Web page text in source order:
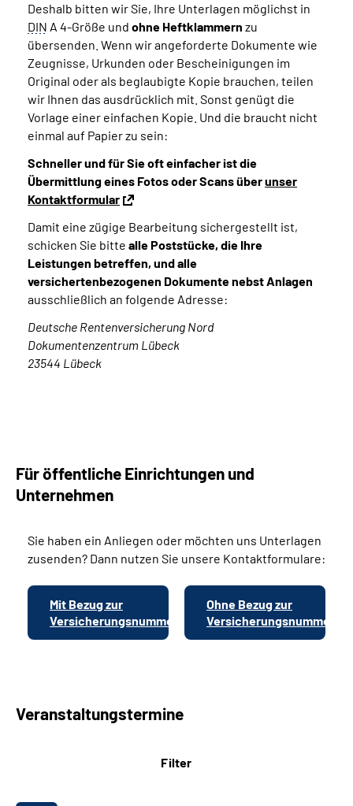
Deshalb bitten wir Sie, Ihre Unterlagen möglichst in
DIN A 4-Größe und ohne Heftklammern zu
übersenden. Wenn wir angeforderte Dokumente wie
Zeugnisse, Urkunden oder Bescheinigungen im
Original oder als beglaubigte Kopie brauchen, teilen
wir Ihnen das ausdrücklich mit. Sonst genügt die
Vorlage einer einfachen Kopie. Und die braucht nicht
einmal auf Papier zu sein:
Schneller und für Sie oft einfacher ist die
Übermittlung eines Fotos oder Scans überunser
Kontaktformular
Damit eine zügige Bearbeitung sichergestellt ist,
schicken Sie bitte alle Poststücke, die Ihre
Leistungen betreffen, und alle
versichertenbezogenen Dokumentenebst Anlagen
ausschließlich an folgende Adresse:
Deutsche Rentenversicherung Nord
Dokumentenzentrum Lübeck
23544 Lübeck
Für öffentliche Einrichtungen und
Unternehmen
Sie haben ein Anliegen oder möchten uns Unterlagen
zusenden? Dann nutzen Sie unsere Kontaktformulare:
Mit Bezug zur
Versicherungsnummer
Ohne Bezug zur
Versicherungsnummer
Veranstaltungstermine
Filter